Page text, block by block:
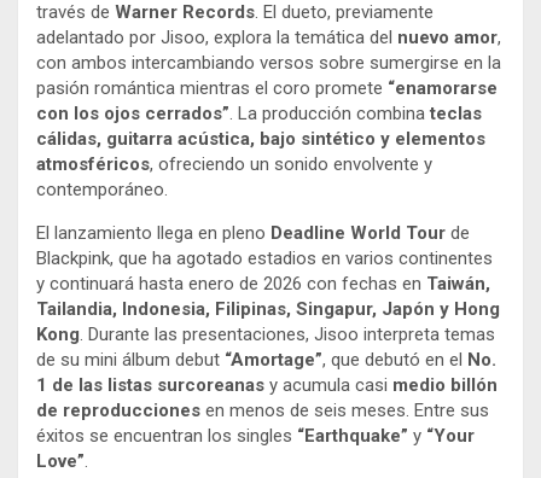
través de Warner Records. El dueto, previamente
adelantado por Jisoo, explora la temática del nuevo amor,
con ambos intercambiando versos sobre sumergirse en la
pasión romántica mientras el coro promete “enamorarse
con los ojos cerrados”. La producción combinateclas
cálidas, guitarra acústica, bajo sintético y elementos
atmosféricos, ofreciendo un sonido envolvente y
contemporáneo.
El lanzamiento llega en pleno Deadline World Tour de
Blackpink, que ha agotado estadios en varios continentes
y continuará hasta enero de 2026 con fechas en Taiwán,
Tailandia, Indonesia, Filipinas, Singapur, Japón y Hong
Kong. Durante las presentaciones, Jisoo interpreta temas
de su mini álbum debut “Amortage”, que debutó en el
No.
1 de las listas surcoreanas y acumula casi medio billón
de reproducciones en menos de seis meses. Entre sus
éxitos se encuentran los singles “Earthquake” y “Your
Love”.